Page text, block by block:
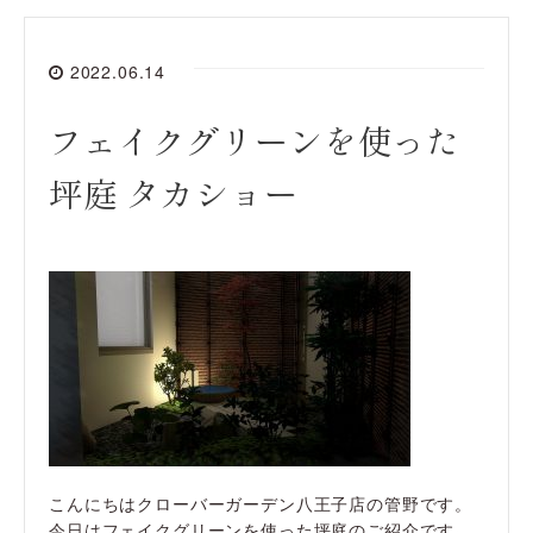
2022.06.14
フェイクグリーンを使った
坪庭 タカショー
こんにちはクローバーガーデン八王子店の管野です。